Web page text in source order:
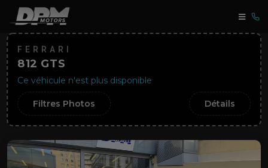
FERRARI
812 GTS
Ce véhicule n'est plus disponible
Filtres Photos Détails